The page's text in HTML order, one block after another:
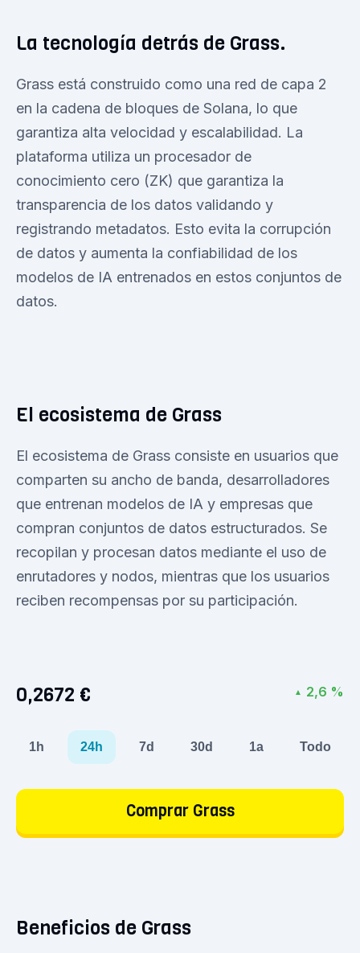
La tecnología detrás de Grass.
Grass está construido como una red de capa 2
en la cadena de bloques de Solana, lo que
garantiza alta velocidad y escalabilidad. La
plataforma utiliza un procesador de
conocimiento cero (ZK) que garantiza la
transparencia de los datos validando y
registrando metadatos. Esto evita la corrupción
de datos y aumenta la confiabilidad de los
modelos de IA entrenados en estos conjuntos de
datos.
El ecosistema de Grass
El ecosistema de Grass consiste en usuarios que
comparten su ancho de banda, desarrolladores
que entrenan modelos de IA y empresas que
compran conjuntos de datos estructurados. Se
recopilan y procesan datos mediante el uso de
enrutadores y nodos, mientras que los usuarios
reciben recompensas por su participación.
0,2672 € ▲ 2,6 %
1h 24h 7d 30d 1a Todo
Comprar Grass
Beneficios de Grass